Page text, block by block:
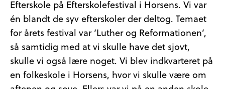
Efterskole på Efterskolefestival i Horsens. Vi var
én blandt de syv efterskoler der deltog. Temaet
for årets festival var ‘Luther og Reformationen’,
så samtidig med at vi skulle have det sjovt,
skulle vi også lære noget. Vi blev indkvarteret på
en folkeskole i Horsens, hvor vi skulle være om